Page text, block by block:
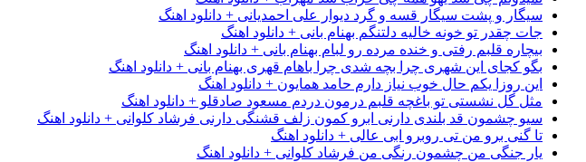
سیگار و پشت سیگار قسه و گرد دیوار علی احمدیانی + دانلود اهنگ
جات چقدر تو خونه خالیه دلتنگم بهنام بانی + دانلود اهنگ
بیچاره قلبم رفتی و خنده مرده رو لبام بهنام بانی + دانلود اهنگ
بگو کجای این شهری چرا بچه شدی چرا باهام قهری بهنام بانی + دانلود اهنگ
این روزا یکم حال خوب نیاز دارم حامد همایون + دانلود اهنگ
مثل گل نشستی تو باغچه قلبم درمون دردم مسعود صادقلو + دانلود اهنگ
سیو چشمون قد بلندی دارنی ابرو کمون زلف قشنگی دارنی فرشاد کلوانی + دانلود اهنگ
تا گنی برو من تی روبرو ابی عالی + دانلود اهنگ
یار جنگی من چشمون رنگی من فرشاد کلوانی + دانلود اهنگ